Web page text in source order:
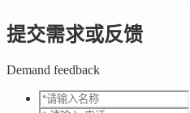
提交需求或反馈
Demand feedback